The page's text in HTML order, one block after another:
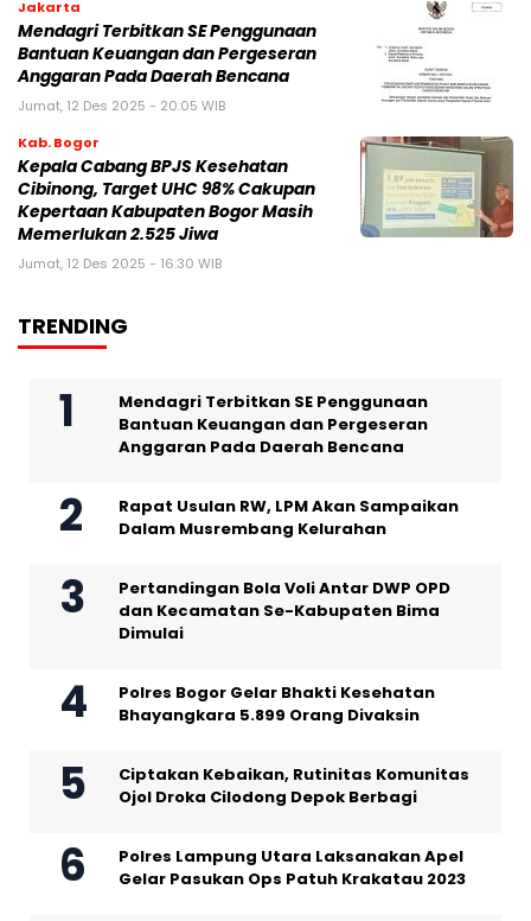
Jakarta
Mendagri Terbitkan SE Penggunaan
Bantuan Keuangan dan Pergeseran
Anggaran Pada Daerah Bencana
Jumat, 12 Des 2025 - 20:05 WIB
Kab. Bogor
Kepala Cabang BPJS Kesehatan
Cibinong, Target UHC 98% Cakupan
Kepertaan Kabupaten Bogor Masih
Memerlukan 2.525 Jiwa
Jumat, 12 Des 2025 - 16:30 WIB
TRENDING
Mendagri Terbitkan SE Penggunaan
Bantuan Keuangan dan Pergeseran
Anggaran Pada Daerah Bencana
Rapat Usulan RW, LPM Akan Sampaikan
Dalam Musrembang Kelurahan
Pertandingan Bola Voli Antar DWP OPD
dan Kecamatan Se-Kabupaten Bima
Dimulai
Polres Bogor Gelar Bhakti Kesehatan
Bhayangkara 5.899 Orang Divaksin
Ciptakan Kebaikan, Rutinitas Komunitas
Ojol Droka Cilodong Depok Berbagi
Polres Lampung Utara Laksanakan Apel
Gelar Pasukan Ops Patuh Krakatau 2023